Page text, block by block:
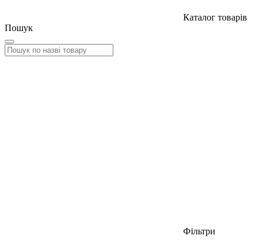
Каталог товарів
Пошук
Фільтри